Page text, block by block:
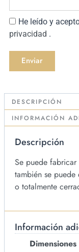
He leído y
privacidad .
Enviar
DESCRIPCIÓN
INFORMACIÓN
Descripción
Se puede
también se
o totalmente
Información
Dimensiones